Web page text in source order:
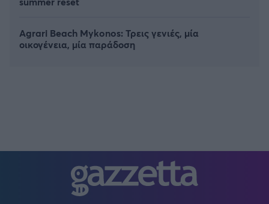
Agrari Beach Mykonos: Τρεις γενιές, μία
οικογένεια, μία παράδοση